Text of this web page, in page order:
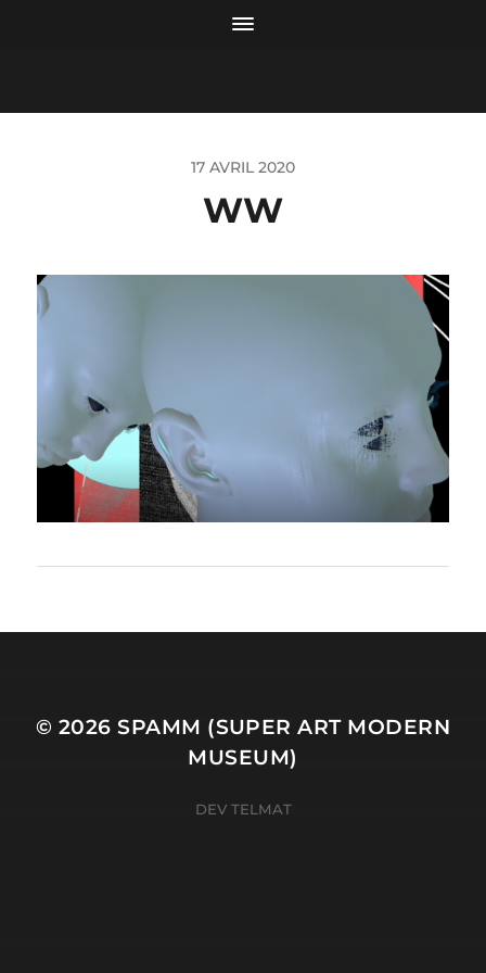
17 AVRIL 2020
WW
© 2026SPAMM (SUPER ART MODERN
MUSEUM)
DEV TELMAT